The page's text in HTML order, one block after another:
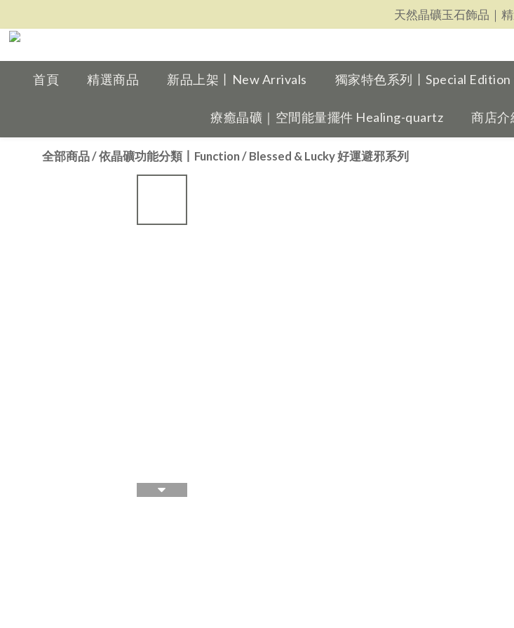
天然晶礦玉石飾品｜
天然晶礦玉石飾品｜
天然晶礦玉石飾品｜精
首頁 精選商品 新品上架丨New Arrivals 獨家特色系列丨Special Edition
療癒晶礦｜空間能量擺件 Healing-quartz 商店介
全部商品/依晶礦功能分類丨Function/Blessed & Lucky 好運避邪系列